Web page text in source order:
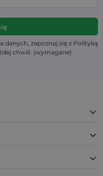
danych, zapoznaj się z Polityką
chwili. (wymagane)